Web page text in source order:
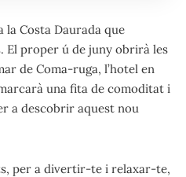
la Costa Daurada que
El proper ú de juny obrirà les
de Coma-ruga, l’hotel en
una fita de comoditat i
a descobrir aquest nou
per a divertir-te i relaxar-te,